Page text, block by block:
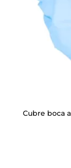
Cubre boca